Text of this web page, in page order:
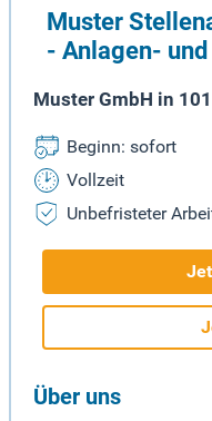
Muster
- Anlagen-
Muster GmbH in
Beginn: sofort
Vollzeit
Unbefristeter
Über uns